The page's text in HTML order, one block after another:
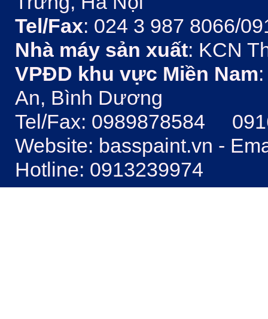
Tel/Fax: 024 3 987 8066/
Nhà máy sản xuất: KCN
VPĐD khu vực Miền Nam
An, Bình Dương
Tel/Fax: 0989878584
Website: basspaint.vn -
Hotline: 0913239974